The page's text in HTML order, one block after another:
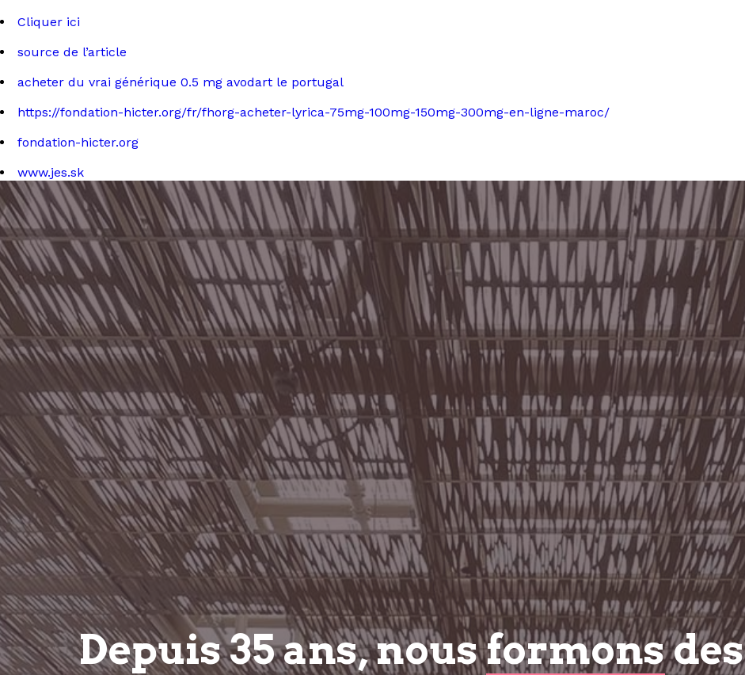
Cliquer ici
source de l’article
acheter du vrai générique 0.5 mg avodart le portugal
https://fondation-hicter.org/fr/fhorg-acheter-lyrica-75mg-100mg-150mg-300mg-en-ligne-maroc/
fondation-hicter.org
www.jes.sk
Depuis 35 ans, nousformonsdes